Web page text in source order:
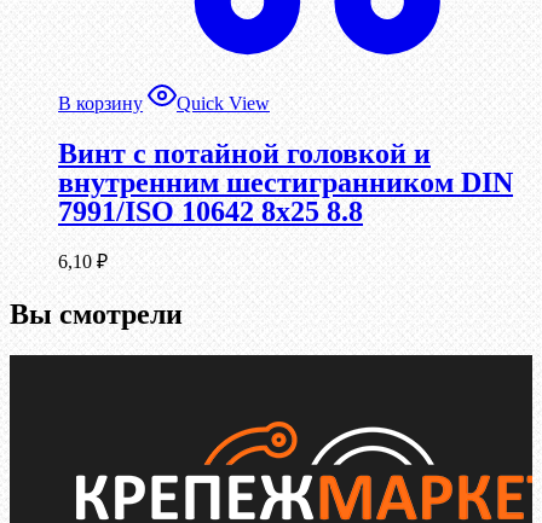
В корзину Quick View
Винт с потайной головкой и
внутренним шестигранником DIN
7991/ISO 10642 8х25 8.8
6,10 ₽
Вы смотрели